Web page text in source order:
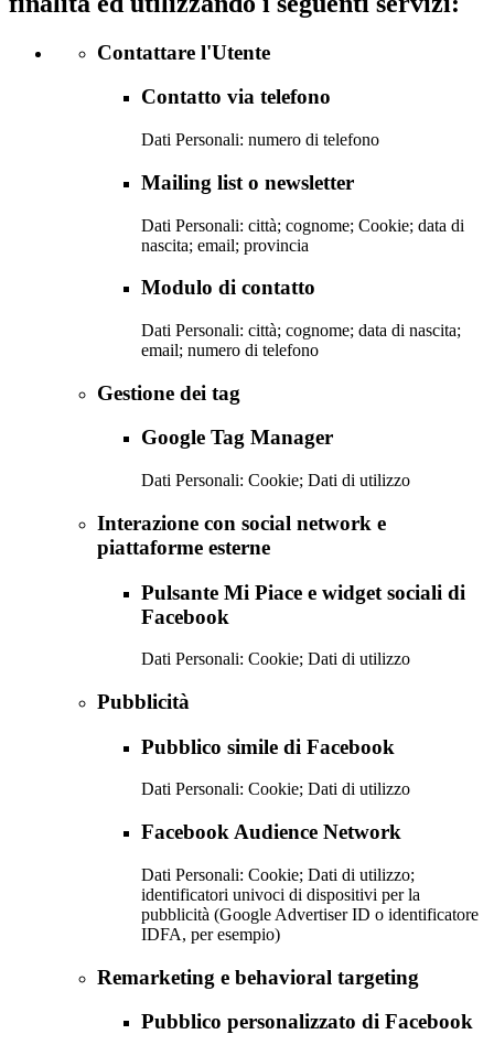
Contattare l'Utente
Contatto via telefono
Dati Personali: numero di telefono
Mailing list o newsletter
Dati Personali: città; cognome; Cookie; data di
nascita; email; provincia
Modulo di contatto
Dati Personali: città; cognome; data di nascita;
email; numero di telefono
Gestione dei tag
Google Tag Manager
Dati Personali: Cookie; Dati di utilizzo
Interazione con social network e
piattaforme esterne
Pulsante Mi Piace e widget sociali di
Facebook
Dati Personali: Cookie; Dati di utilizzo
Pubblicità
Pubblico simile di Facebook
Dati Personali: Cookie; Dati di utilizzo
Facebook Audience Network
Dati Personali: Cookie; Dati di utilizzo;
identificatori univoci di dispositivi per la
pubblicità (Google Advertiser ID o identificatore
IDFA, per esempio)
Remarketing e behavioral targeting
Pubblico personalizzato di Facebook